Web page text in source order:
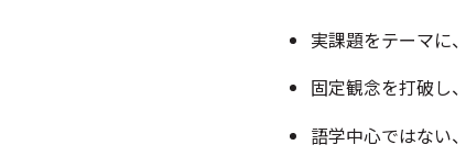
実課題をテーマに
固定観念を打破し
語学中心ではない